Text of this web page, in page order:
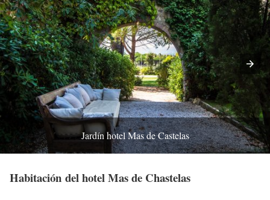
Jardín hotel Mas de Castelas
Habitación del hotel Mas de Chastelas